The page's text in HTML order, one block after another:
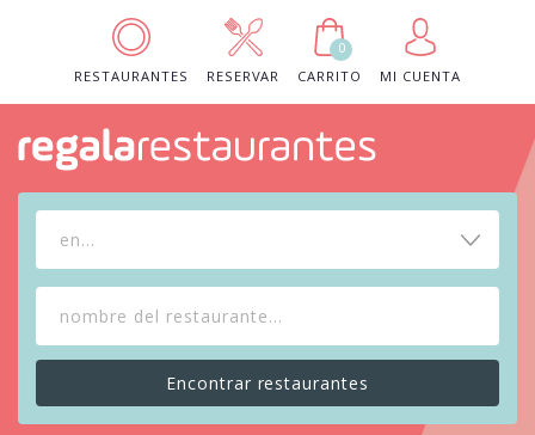
RESTAURANTES RESERVAR
0
CARRITO
MI CUENTA
en...